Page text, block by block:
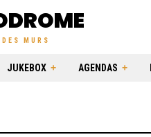
MURS
JUKEBOX AGENDAS